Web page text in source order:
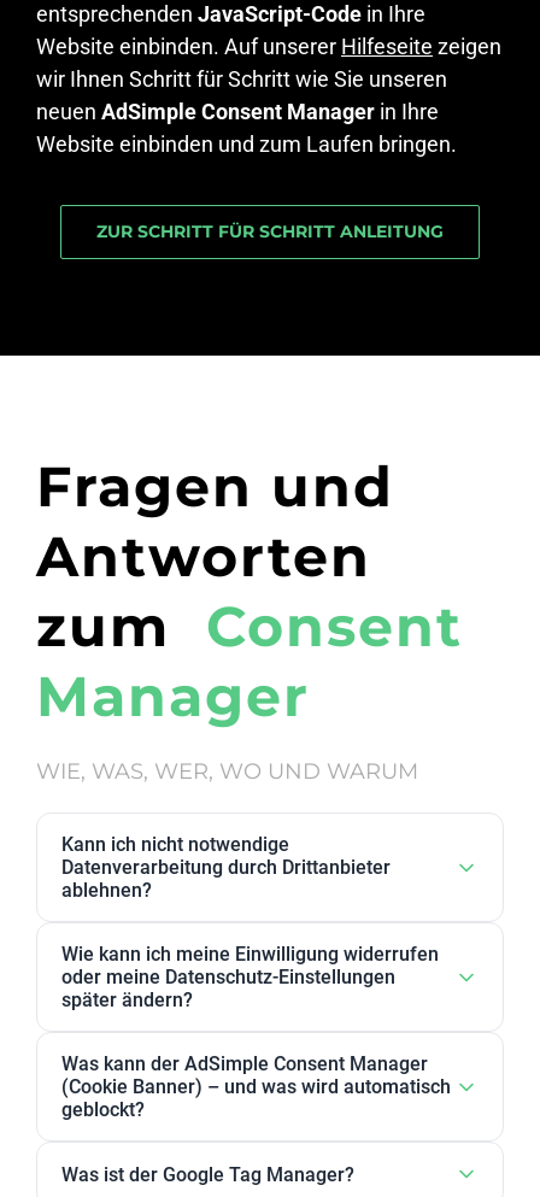
entsprechenden JavaScript-Code in Ihre
Website einbinden. Auf unserer Hilfeseite zeigen
wir Ihnen Schritt für Schritt wie Sie unseren
neuen AdSimple Consent Manager in Ihre
Website einbinden und zum Laufen bringen.
ZUR SCHRITT FÜR SCHRITT ANLEITUNG
Fragen und
Antworten
zum Consent
Manager
WIE, WAS, WER, WO UND WARUM
Kann ich nicht notwendige
Datenverarbeitung durch Drittanbieter
ablehnen?
nicht notwendig eingestuft haben, kann in den
Datenschutz-Einstellungen abgelehnt werden. Sie
Zweckgruppen akzeptieren oder ablehnen.
Wie kann ich meine Einwilligung widerrufen
oder meine Datenschutz-Einstellungen
später ändern?
ändern. Außerdem können Sie Ihre Zustimmung
jederzeit widerrufen, indem Sie Ihre Einwilligungen
Was kann der AdSimple Consent Manager
(Cookie Banner) – und was wird automatisch
geblockt?
JavaScript-Lösung oder WordPress-Plugin verfügbar
Was ist der Google Tag Manager?